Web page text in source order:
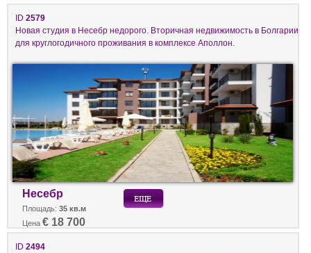
ID 2579
Новая студия в Несебр недорого. Вторичная недвижимость в Болгарии
для круглогодичного проживания в комплексе Аполлон.
Несебр
Площадь: 35 кв.м
Цена € 18 700
ID 2494